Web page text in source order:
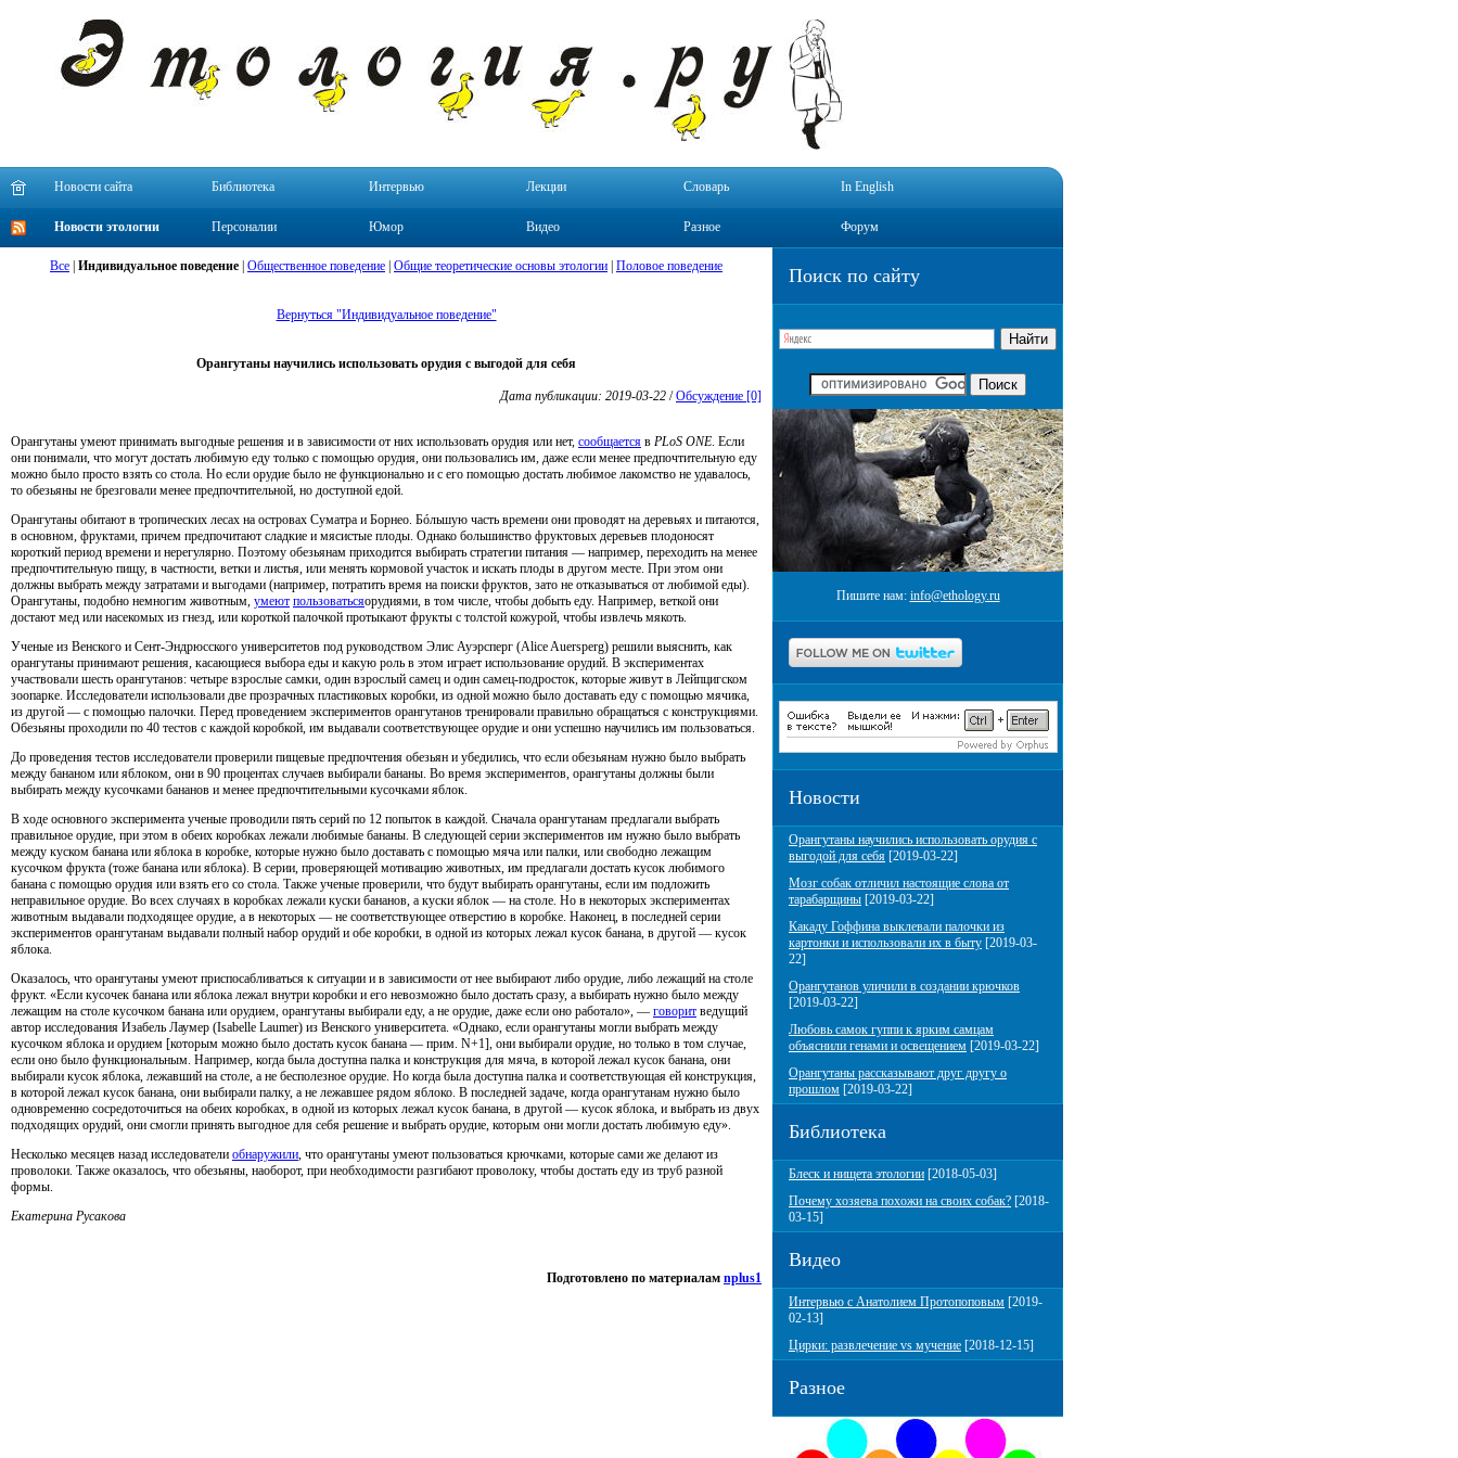
Новости сайта Библиотека Интервью Лекции Словарь In English
Новости этологии Персоналии Юмор Видео Разное Форум
Поиск по сайту
Пишите нам: info@ethology.ru
Новости
Орангутаны научились использовать орудия с
выгодой для себя [2019-03-22]
Мозг собак отличил настоящие слова от
тарабарщины [2019-03-22]
Какаду Гоффина выклевали палочки из
картонки и использовали их в быту [2019-03-
22]
Орангутанов уличили в создании крючков
[2019-03-22]
Любовь самок гуппи к ярким самцам
объяснили генами и освещением [2019-03-22]
Орангутаны рассказывают друг другу о
прошлом [2019-03-22]
Библиотека
Блеск и нищета этологии [2018-05-03]
Почему хозяева похожи на своих собак? [2018-
03-15]
Видео
Интервью с Анатолием Протопоповым [2019-
02-13]
Цирки: развлечение vs мучение [2018-12-15]
Разное
Все Индивидуальное поведение Общественное поведение Общие теоретические основы этологии Половое поведение
Вернуться "Индивидуальное поведение"
Орангутаны научились использовать орудия с выгодой для себя
Дата публикации: 2019-03-22 /Обсуждение [0]
Орангутаны умеют принимать выгодные решения и в зависимости от них использовать орудия или нет, сообщается в PLoS ONE. Если
они понимали, что могут достать любимую еду только с помощью орудия, они пользовались им, даже если менее предпочтительную еду
можно было просто взять со стола. Но если орудие было не функционально и с его помощью достать любимое лакомство не удавалось,
то обезьяны не брезговали менее предпочтительной, но доступной едой.
Орангутаны обитают в тропических лесах на островах Суматра и Борнео. Бóльшую часть времени они проводят на деревьях и питаются,
в основном, фруктами, причем предпочитают сладкие и мясистые плоды. Однако большинство фруктовых деревьев плодоносят
короткий период времени и нерегулярно. Поэтому обезьянам приходится выбирать стратегии питания — например, переходить на менее
предпочтительную пищу, в частности, ветки и листья, или менять кормовой участок и искать плоды в другом месте. При этом они
должны выбрать между затратами и выгодами (например, потратить время на поиски фруктов, зато не отказываться от любимой еды).
Орангутаны, подобно немногим животным, умеют пользоватьсяорудиями, в том числе, чтобы добыть еду. Например, веткой они
достают мед или насекомых из гнезд, или короткой палочкой протыкают фрукты с толстой кожурой, чтобы извлечь мякоть.
Ученые из Венского и Сент-Эндрюсского университетов под руководством Элис Ауэрсперг (Alice Auersperg) решили выяснить, как
орангутаны принимают решения, касающиеся выбора еды и какую роль в этом играет использование орудий. В экспериментах
участвовали шесть орангутанов: четыре взрослые самки, один взрослый самец и один самец-подросток, которые живут в Лейпцигском
зоопарке. Исследователи использовали две прозрачных пластиковых коробки, из одной можно было доставать еду с помощью мячика,
из другой — с помощью палочки. Перед проведением экспериментов орангутанов тренировали правильно обращаться с конструкциями.
Обезьяны проходили по 40 тестов с каждой коробкой, им выдавали соответствующее орудие и они успешно научились им пользоваться.
До проведения тестов исследователи проверили пищевые предпочтения обезьян и убедились, что если обезьянам нужно было выбрать
между бананом или яблоком, они в 90 процентах случаев выбирали бананы. Во время экспериментов, орангутаны должны были
выбирать между кусочками бананов и менее предпочтительными кусочками яблок.
В ходе основного эксперимента ученые проводили пять серий по 12 попыток в каждой. Сначала орангутанам предлагали выбрать
правильное орудие, при этом в обеих коробках лежали любимые бананы. В следующей серии экспериментов им нужно было выбрать
между куском банана или яблока в коробке, которые нужно было доставать с помощью мяча или палки, или свободно лежащим
кусочком фрукта (тоже банана или яблока). В серии, проверяющей мотивацию животных, им предлагали достать кусок любимого
банана с помощью орудия или взять его со стола. Также ученые проверили, что будут выбирать орангутаны, если им подложить
неправильное орудие. Во всех случаях в коробках лежали куски бананов, а куски яблок — на столе. Но в некоторых экспериментах
животным выдавали подходящее орудие, а в некоторых — не соответствующее отверстию в коробке. Наконец, в последней серии
экспериментов орангутанам выдавали полный набор орудий и обе коробки, в одной из которых лежал кусок банана, в другой — кусок
яблока.
Оказалось, что орангутаны умеют приспосабливаться к ситуации и в зависимости от нее выбирают либо орудие, либо лежащий на столе
фрукт. «Если кусочек банана или яблока лежал внутри коробки и его невозможно было достать сразу, а выбирать нужно было между
лежащим на столе кусочком банана или орудием, орангутаны выбирали еду, а не орудие, даже если оно работало», — говорит ведущий
автор исследования Изабель Лаумер (Isabelle Laumer) из Венского университета. «Однако, если орангутаны могли выбрать между
кусочком яблока и орудием [которым можно было достать кусок банана — прим. N+1], они выбирали орудие, но только в том случае,
если оно было функциональным. Например, когда была доступна палка и конструкция для мяча, в которой лежал кусок банана, они
выбирали кусок яблока, лежавший на столе, а не бесполезное орудие. Но когда была доступна палка и соответствующая ей конструкция,
в которой лежал кусок банана, они выбирали палку, а не лежавшее рядом яблоко. В последней задаче, когда орангутанам нужно было
одновременно сосредоточиться на обеих коробках, в одной из которых лежал кусок банана, в другой — кусок яблока, и выбрать из двух
подходящих орудий, они смогли принять выгодное для себя решение и выбрать орудие, которым они могли достать любимую еду».
Несколько месяцев назад исследователи обнаружили, что орангутаны умеют пользоваться крючками, которые сами же делают из
проволоки. Также оказалось, что обезьяны, наоборот, при необходимости разгибают проволоку, чтобы достать еду из труб разной
формы.
Екатерина Русакова
Подготовлено по материалам nplus1